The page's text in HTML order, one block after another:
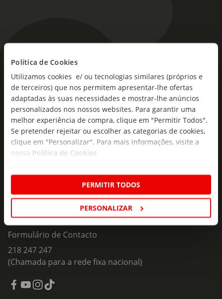
Política de Cookies
Utilizamos cookies e/ ou tecnologias similares (próprios e
de terceiros) que nos permitem apresentar-lhe ofertas
adaptadas às suas necessidades e mostrar-lhe anúncios
personalizados nos nossos websites. Para garantir uma
melhor experiência de compra, clique em "Permitir Todos".
Se pretender rejeitar ou escolher as categorias de cookies,
clique em "Personalizar". Para mais informações, visite a
nossa Política de Cookies
PERMITIR TODOS
PERSONALIZAR
As novidades mais frescas no
seu e-mail!
Subscreva e descubra campanhas exclusivas,
ofertas e novidades para si.
Insira o seu e-
mail
Subscrever
Fale Connosco
Formulário de Contacto
218 247 247
(Chamada para a rede fixa nacional)